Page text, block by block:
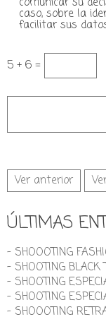
caso, sobre la
facilitar sus
5 + 6 =
Ver anterior
ÚLTIMAS
- SHOOOTING
- SHOOTING BLACK
- SHOOTING
- SHOOTING
- SHOOOTING